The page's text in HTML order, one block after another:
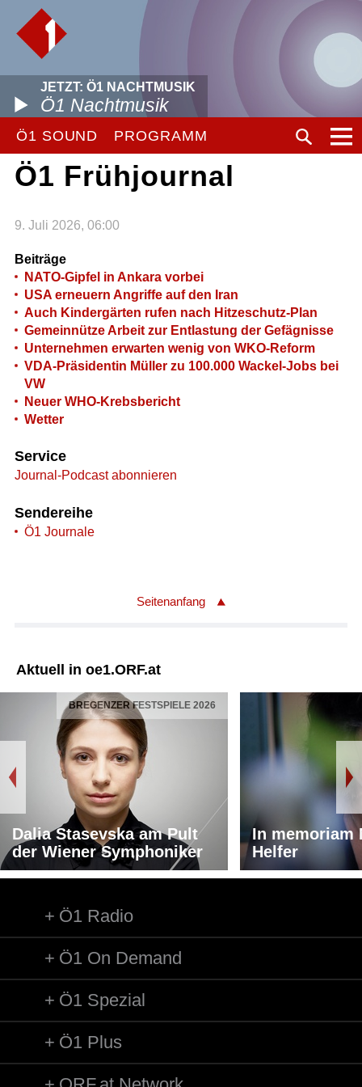
JETZT: Ö1 NACHTMUSIK
Ö1 Nachtmusik
Ö1 SOUND PROGRAMM
Ö1 Frühjournal
9. Juli 2026, 06:00
Beiträge
NATO-Gipfel in Ankara vorbei
USA erneuern Angriffe auf den Iran
Auch Kindergärten rufen nach Hitzeschutz-Plan
Gemeinnütze Arbeit zur Entlastung der Gefägnisse
Unternehmen erwarten wenig von WKO-Reform
VDA-Präsidentin Müller zu 100.000 Wackel-Jobs bei
VW
Neuer WHO-Krebsbericht
Wetter
Service
Journal-Podcast abonnieren
Sendereihe
Ö1 Journale
Seitenanfang
Aktuell in oe1.ORF.at
BREGENZER FESTSPIELE 2026
Dalia Stasevska am Pult
der Wiener Symphoniker
In memoriam
Helfer
Ö1 Radio
Ö1 On Demand
Ö1 Spezial
Ö1 Plus